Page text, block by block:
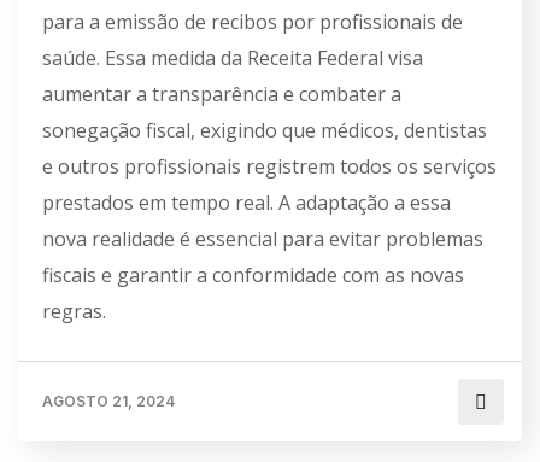
para a emissão de recibos por profissionais de
saúde. Essa medida da Receita Federal visa
aumentar a transparência e combater a
sonegação fiscal, exigindo que médicos, dentistas
e outros profissionais registrem todos os serviços
prestados em tempo real. A adaptação a essa
nova realidade é essencial para evitar problemas
fiscais e garantir a conformidade com as novas
regras.
AGOSTO 21, 2024